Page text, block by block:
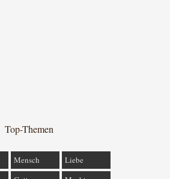
Top-Themen
Mensch
Liebe